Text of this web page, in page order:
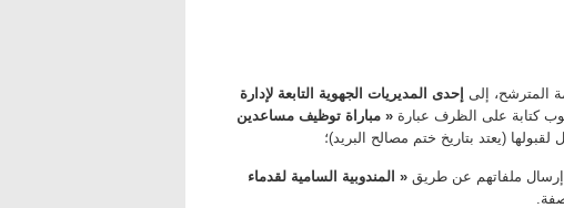
المترشح، إلى إحدى المديريات الجهوية التابعة لإدارة
كتابة على الظرف عبارة « مباراة توظيف مساعدين
إرسال ملفاتهم عن طريق « المندوبية السامية لقدماء